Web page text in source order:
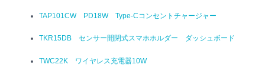
TAP101CW PD18W Type-Cコンセントチャージャー
TKR15DB センサー開閉式スマホホルダー ダッシュボード
TWC22K ワイヤレス充電器10W